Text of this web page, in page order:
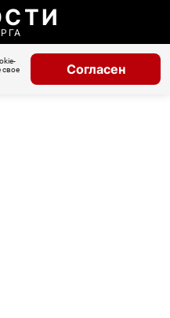
свое
Согласен